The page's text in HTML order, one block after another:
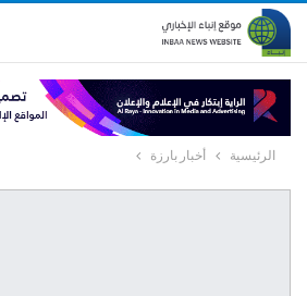
الرئيسية أخبار بارزة